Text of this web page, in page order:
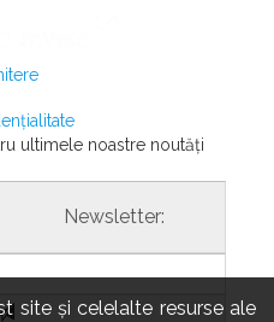
site și celelalte resurse ale
ultimele noastre noutăți